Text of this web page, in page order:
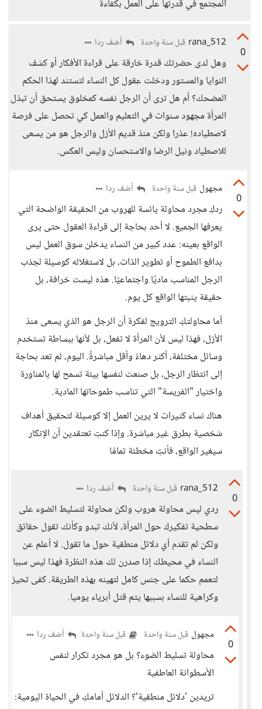
المجتمع في قدرتها على العمل بكفاءة
0
rana_512 قبل سنة واحدة أضف ردا
وهل لدى حضرتك قدرة خارقة على قراءة الأفكار أو كشف
النوايا والمستور ودخلت عقول كل النساء لتستند لهذا الحكم
المضحك؟ أم هل ترى أن الرجل نفسه كمخلوق يستحق أن تبذل
المرأة مجهود سنوات في التعليم والعمل كي تحصل على فرصة
لاصطياده! عذرا ولكن منذ قديم الأزل والرجل هو من يسعى
للاصطياد ونيل الرضا والاستحسان وليس العكس.
0
مجهول قبل سنة واحدة أضف ردا
ردكِ مجرد محاولة يائسة للهروب من الحقيقة الواضحة التي
يعرفها الجميع. لا أحد بحاجة إلى قراءة العقول حتى يرى
الواقع بعينه: عدد كبير من النساء يدخلن سوق العمل ليس
بدافع الطموح أو تطوير الذات، بل لاستغلاله كوسيلة لجذب
الرجل المناسب ماديًا واجتماعيًا. هذه ليست خرافة، بل
حقيقة يثبتها الواقع كل يوم.
أما محاولتكِ الترويج لفكرة أن الرجل هو الذي يسعى منذ
الأزل، فهذا ليس لأن المرأة لا تفعل، بل لأنها ببساطة تستخدم
وسائل مختلفة، أكثر دهاءً وأقل مباشرةً. اليوم، لم تعد بحاجة
إلى انتظار الرجل، بل صنعت لنفسها بيئة تسمح لها بالمناورة
واختيار "الفريسة" التي تناسب طموحاتها المادية.
هناك نساء كثيرات لا يرين العمل إلا كوسيلة لتحقيق أهداف
شخصية بطرق غير مباشرة. وإذا كنتِ تعتقدين أن الإنكار
سيغير الواقع، فأنتِ مخطئة تمامًا
0
rana_512 قبل سنة واحدة أضف ردا
ردي ليس محاولة هروب ولكن محاولة لتسليط الضوء على
سطحية تفكيرك حول المرأة، لأنك تبدو وكأنك تقول حقائق
ولكن لم تقدم أي دلائل منطقية حول ما تقول. لا أعلم عن
النساء في محيطك إذا صدرن لك هذه النظرة فهذا ليس سببا
لتعمم حكما على جنس كامل لتهينه بهذه الطريقة. كفى تحيز
وكراهية للنساء بسببها يتم قتل أبرياء يوميا.
0
مجهول قبل سنة واحدة قبل سنة واحدة أضف ردا
محاولة تسليط الضوء؟ بل هو مجرد تكرار لنفس
الأسطوانة العاطفية
تريدين 'دلائل منطقية'؟ الدلائل أمامكِ في الحياة اليومية: